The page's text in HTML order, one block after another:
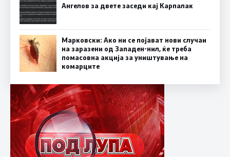
Ангелов за двете заседи кај Карпалак
Марковски: Ако ни се појават нови случаи
на заразени од Западен-нил, ќе треба
помасовна акција за уништување на
комарците